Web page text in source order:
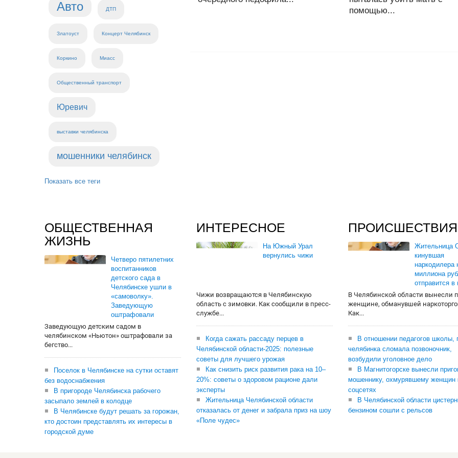
Авто ДТП
Златоуст Концерт Челябинск
Коркино Миасс
Общественный транспорт
Юревич
выставки челябинска
мошенники челябинск
Показать все теги
помощью...
ОБЩЕСТВЕННАЯ
ЖИЗНЬ
Четверо пятилетних
воспитанников
детского сада в
Челябинске ушли в
«самоволку».
Заведующую
оштрафовали
Заведующую детским садом в
челябинском «Ньютон» оштрафовали за
бегство...
Поселок в Челябинске на сутки оставят
без водоснабжения
В пригороде Челябинска рабочего
засыпало землей в колодце
В Челябинске будут решать за горожан,
кто достоин представлять их интересы в
городской думе
ИНТЕРЕСНОЕ
На Южный Урал
вернулись чижи
Чижи возвращаются в Челябинскую
область с зимовки. Как сообщили в пресс-
службе...
Когда сажать рассаду перцев в
Челябинской области-2025: полезные
советы для лучшего урожая
Как снизить риск развития рака на 10–
20%: советы о здоровом рационе дали
эксперты
Жительница Челябинской области
отказалась от денег и забрала приз на шоу
«Поле чудес»
ПРОИСШЕСТВИЯ
Жительница
кинувшая
наркодилера
миллиона
отправится
В Челябинской области вынесли
женщине, обманувшей
Как...
В отношении педагогов школы,
челябинка сломала позвоночник,
возбудили уголовное дело
В Магнитогорске вынесли
мошеннику, охмурявшему женщин
соцсетях
В Челябинской области
бензином сошли с рельсов